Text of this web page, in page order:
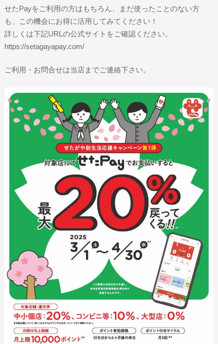
せたPayをご利用の方はもちろん、まだ使ったことのない方
も、この機会にお得に活用してみてください！
詳しくは下記URLの公式サイトをご確認ください。
https://setagayapay.com/
ご利用・お問合せは当店までご連絡下さい。